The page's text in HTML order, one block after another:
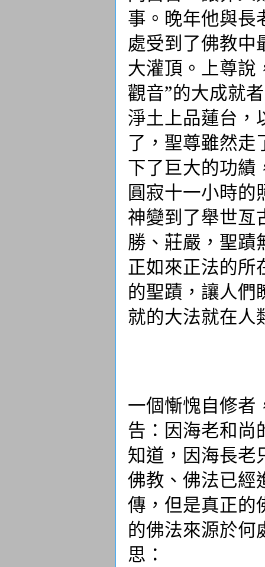
事。晚年他與長
處受到了佛教中
大灌頂。上尊說
觀音”的大成就
淨土上品蓮台，
了，聖尊雖然走
下了巨大的功績
圓寂十一小時的
神變到了舉世亙
勝、莊嚴，聖蹟
正如來正法的所
的聖蹟，讓人們
就的大法就在人
一個慚愧自修者
告：因海老和尚
知道，因海長老
佛教、佛法已經
傳，但是真正的
的佛法來源於何
思：